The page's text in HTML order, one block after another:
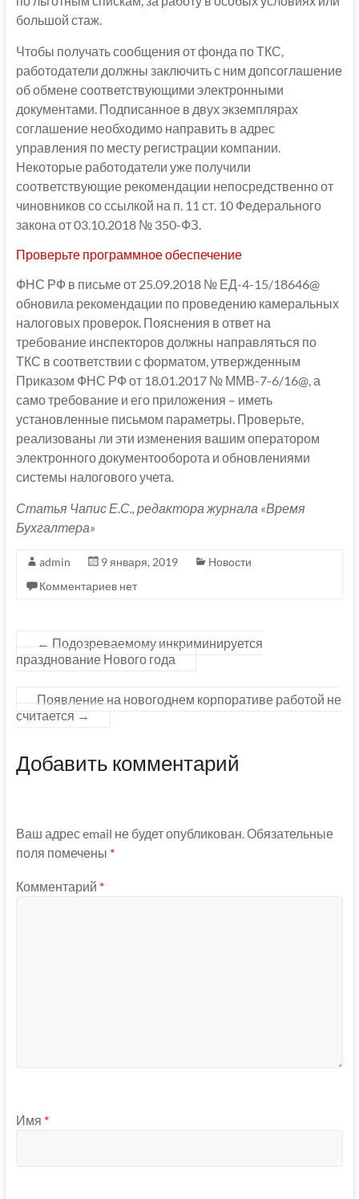
большой стаж.
Чтобы получать сообщения от фонда по ТКС,
работодатели должны заключить с ним допсоглашение
об обмене соответствующими электронными
документами. Подписанное в двух экземплярах
соглашение необходимо направить в адрес
управления по месту регистрации компании.
Некоторые работодатели уже получили
соответствующие рекомендации непосредственно от
чиновников со ссылкой на п. 11 ст. 10 Федерального
закона от 03.10.2018 № 350-ФЗ.
Проверьте программное обеспечение
ФНС РФ в письме от 25.09.2018 № ЕД-4-15/18646@
обновила рекомендации по проведению камеральных
налоговых проверок. Пояснения в ответ на
требование инспекторов должны направляться по
ТКС в соответствии с форматом, утвержденным
Приказом ФНС РФ от 18.01.2017 № ММВ-7-6/16@, а
само требование и его приложения – иметь
установленные письмом параметры. Проверьте,
реализованы ли эти изменения вашим оператором
электронного документооборота и обновлениями
системы налогового учета.
Статья Чапис Е.С., редактора журнала «Время
Бухгалтера»
admin 9 января, 2019
Новости
Комментариев нет
← Подозреваемому инкриминируется
празднование Нового года
Появление на новогоднем корпоративе работой не
считается →
Добавить комментарий
Ваш адрес email не будет опубликован.Обязательные
поля помечены *
Комментарий *
Имя *